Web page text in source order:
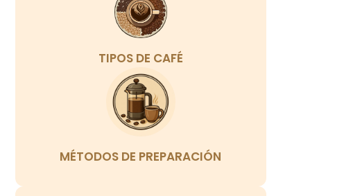
TIPOS DE CAFÉ
MÉTODOS DE PREPARACIÓN